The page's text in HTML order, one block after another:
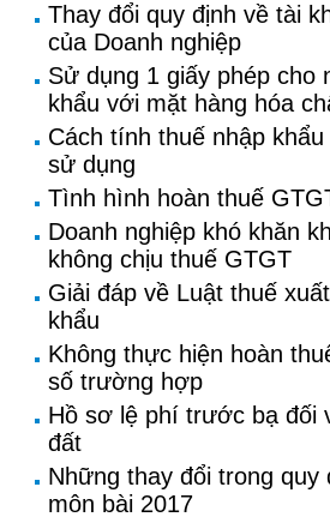
Thay đổi quy định về tài
của Doanh nghiệp
Sử dụng 1 giấy phép cho
khẩu với mặt hàng hóa
Cách tính thuế nhập
sử dụng
Tình hình hoàn thuế
Doanh nghiệp khó khăn
không chịu thuế GTGT
Giải đáp về Luật thuế
khẩu
Không thực hiện hoàn
số trường hợp
Hồ sơ lệ phí trước bạ đối
đất
Những thay đổi trong quy
môn bài 2017